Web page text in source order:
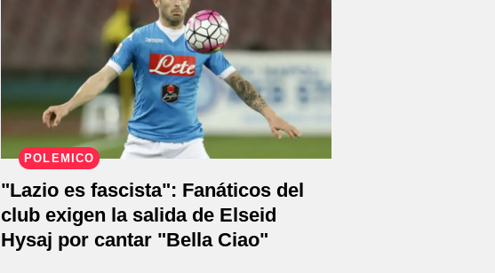
POLÉMICO
"Lazio es fascista": Fanáticos del
club exigen la salida de Elseid
Hysaj por cantar "Bella Ciao"